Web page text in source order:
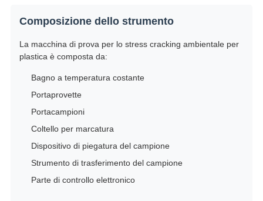
Composizione dello strumento
La macchina di prova per lo stress cracking ambientale per
plastica è composta da:
Bagno a temperatura costante
Portaprovette
Portacampioni
Coltello per marcatura
Dispositivo di piegatura del campione
Strumento di trasferimento del campione
Parte di controllo elettronico